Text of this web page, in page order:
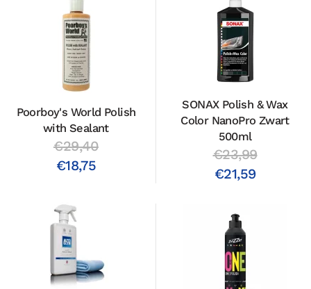
Poorboy's World Polish
with Sealant
€29,40
€18,75
SONAX Polish & Wax
Color NanoPro Zwart
500ml
€23,99
€21,59